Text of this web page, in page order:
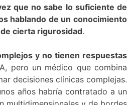
que no sabe lo suficiente de
hablando de un conocimiento
cierta rigurosidad.
y no tienen respuestas
pero un médico que combina
decisiones clínicas complejas.
años habría contratado a un